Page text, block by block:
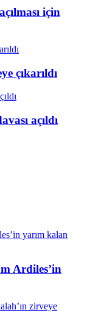
için
çıkarıldı
açıldı
Ardiles’in